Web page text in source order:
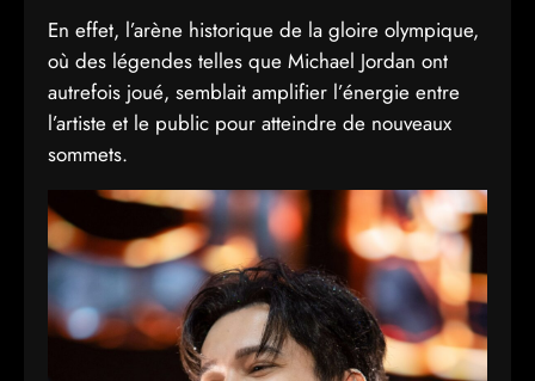
En effet, l’arène historique de la gloire olympique,
où des légendes telles que Michael Jordan ont
autrefois joué, semblait amplifier l’énergie entre
l’artiste et le public pour atteindre de nouveaux
sommets.